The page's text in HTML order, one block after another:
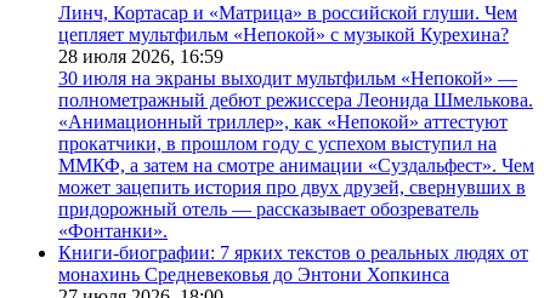
Линч, Кортасар и «Матрица» в российской глуши. Чем
цепляет мультфильм «Непокой» с музыкой Курехина?
28 июля 2026, 16:59
30 июля на экраны выходит мультфильм «Непокой» —
полнометражный дебют режиссера Леонида Шмелькова.
«Анимационный триллер», как «Непокой» аттестуют
прокатчики, в прошлом году с успехом выступил на
ММКФ, а затем на смотре анимации «Суздальфест». Чем
может зацепить история про двух друзей, свернувших в
придорожный отель — рассказывает обозреватель
«Фонтанки».
Книги-биографии: 7 ярких текстов о реальных людях от
монахинь Средневековья до Энтони Хопкинса